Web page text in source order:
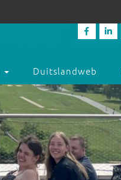
Duitslandweb